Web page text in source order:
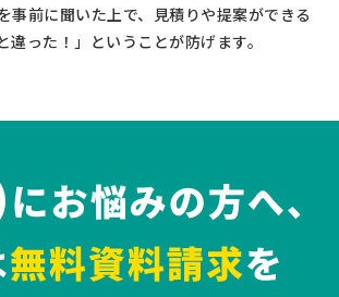
事前に聞いた上で、見積りや提案ができる
違った！」ということが防げます。
記 [事業の場合選択] [対応スピード] 近いうち
産 相続による名義変更登記 [ご希望・ご要望]
売買 [登記簿謄本の有無] 有り [地積（広さ）] 7
区相模台 [事業の場合選択] [対応スピード] 近い
望・ご要望]